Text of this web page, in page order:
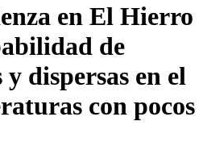
en El Hierro
de
dispersas en el
con pocos